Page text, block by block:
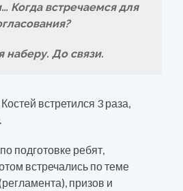
Когда встречаемся для
наберу. До связи.
встретился 3 раза,
подготовке ребят,
встречались по теме
призов и